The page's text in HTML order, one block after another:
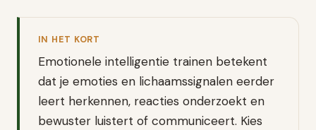
IN HET KORT
Emotionele intelligentie trainen betekent
dat je emoties en lichaamssignalen eerder
leert herkennen, reacties onderzoekt en
bewuster luistert of communiceert. Kies